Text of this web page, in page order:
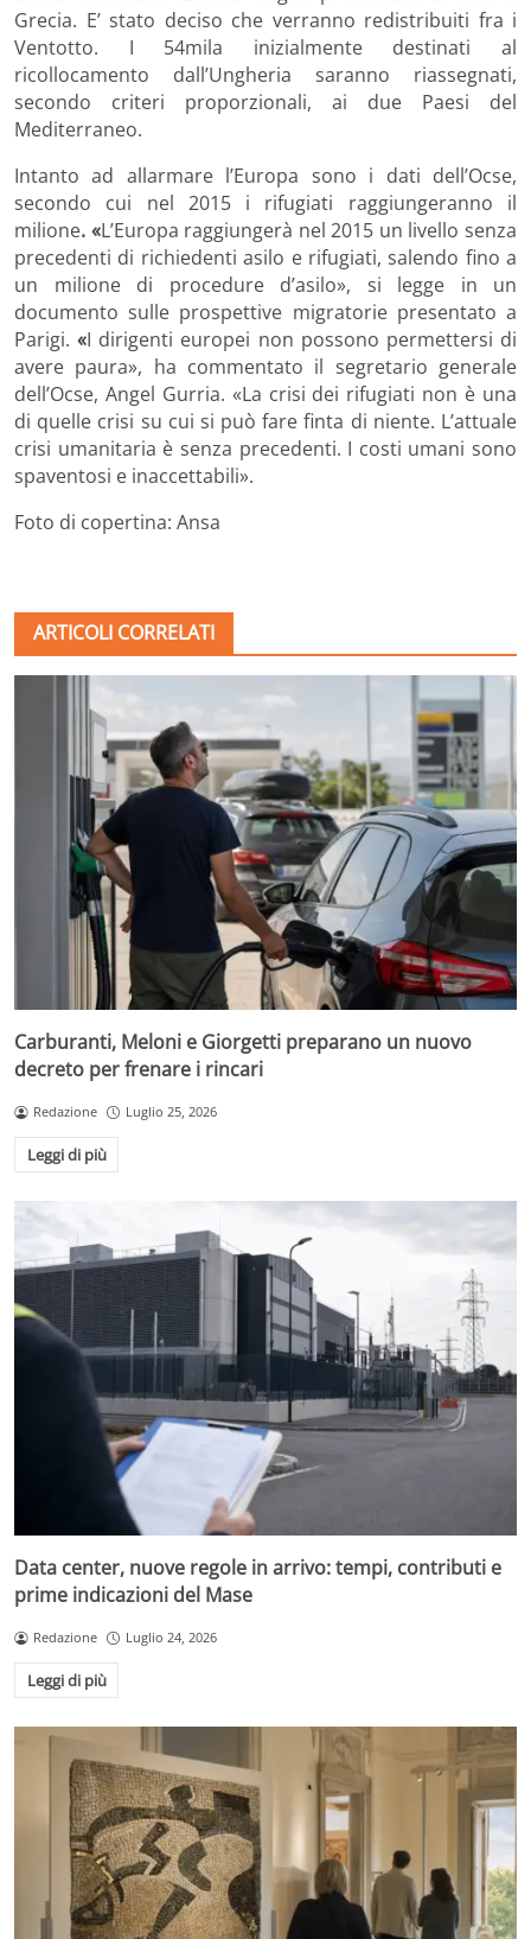
Grecia. E’ stato deciso che verranno redistribuiti fra i
Ventotto. I 54mila inizialmente destinati al
ricollocamento dall’Ungheria saranno riassegnati,
secondo criteri proporzionali, ai due Paesi del
Mediterraneo.
Intanto ad allarmare l’Europa sono i dati dell’Ocse,
secondo cui nel 2015 i rifugiati raggiungeranno il
milione. «L’Europa raggiungerà nel 2015 un livello senza
precedenti di richiedenti asilo e rifugiati, salendo fino a
un milione di procedure d’asilo», si legge in un
documento sulle prospettive migratorie presentato a
Parigi. «I dirigenti europei non possono permettersi di
avere paura», ha commentato il segretario generale
dell’Ocse, Angel Gurria. «La crisi dei rifugiati non è una
di quelle crisi su cui si può fare finta di niente. L’attuale
crisi umanitaria è senza precedenti. I costi umani sono
spaventosi e inaccettabili».
Foto di copertina: Ansa
ARTICOLI CORRELATI
Carburanti, Meloni e Giorgetti preparano un nuovo
decreto per frenare i rincari
Redazione Luglio 25, 2026
Leggi di più
Data center, nuove regole in arrivo: tempi, contributi e
prime indicazioni del Mase
Redazione Luglio 24, 2026
Leggi di più